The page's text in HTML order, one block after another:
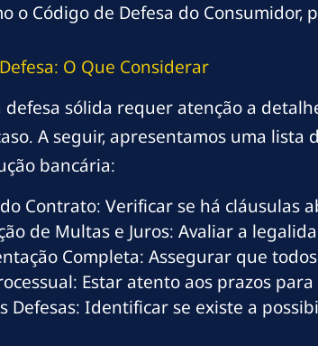
o Código de Defesa do
O Que Considerar
sólida requer atenção a
A seguir, apresentamos uma
bancária:
Contrato: Verificar se há cláusulas
de Multas e Juros: Avaliar a
Completa: Assegurar que
Estar atento aos prazos
Defesas: Identificar se existe a